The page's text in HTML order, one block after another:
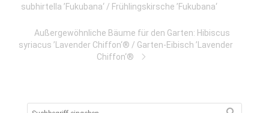
subhirtella ’Fukubana‘ / Frühlingskirsche ’Fukubana‘
Außergewöhnliche Bäume für den Garten: Hibiscus
syriacus ’Lavender Chiffon‘® / Garten-Eibisch ’Lavender
Chiffon‘®